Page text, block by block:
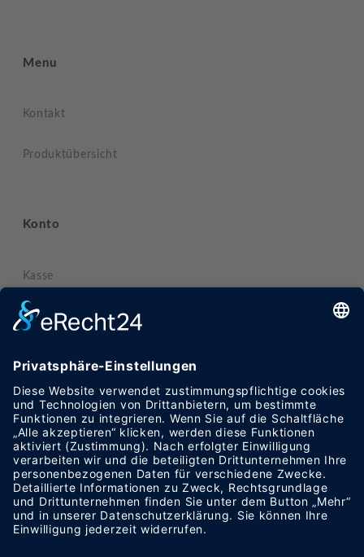
Menu
Kontakt
Produktübersicht
Konto
Kasse
Mein Konto
Informationen
Datenschutzerklärung
Impressum